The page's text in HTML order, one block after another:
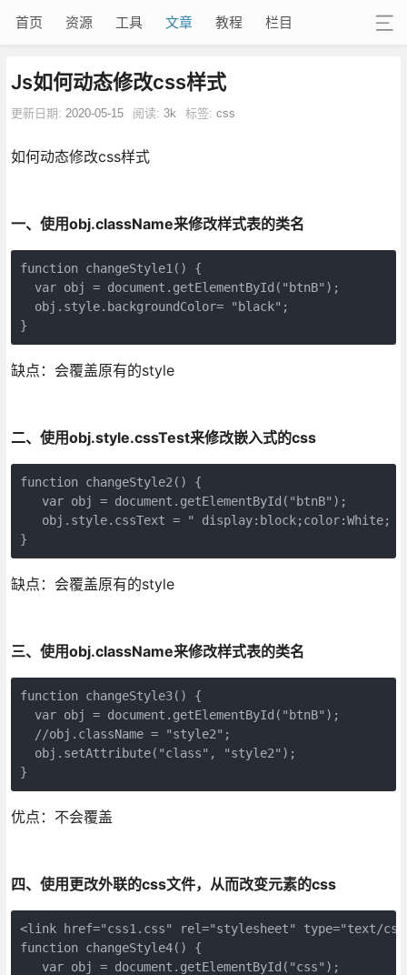
首页 资源 工具 文章 教程 栏目
Js如何动态修改css样式
更新日期: 2020-05-15 阅读: 3k 标签: css
如何动态修改css样式
一、使用obj.className来修改样式表的类名
function changeStyle1() {
  var obj = document.getElementById("btnB");
  obj.style.backgroundColor= "black";
}
缺点：会覆盖原有的style
二、使用obj.style.cssTest来修改嵌入式的css
function changeStyle2() {
   var obj = document.getElementById("btnB");
   obj.style.cssText = " display:block;color:White;
}
缺点：会覆盖原有的style
三、使用obj.className来修改样式表的类名
function changeStyle3() {
  var obj = document.getElementById("btnB");
  //obj.className = "style2";
  obj.setAttribute("class", "style2");
}
优点：不会覆盖
四、使用更改外联的css文件，从而改变元素的css
<link href="css1.css" rel="stylesheet" type="text/
function changeStyle4() {
   var obj = document.getElementById("css");